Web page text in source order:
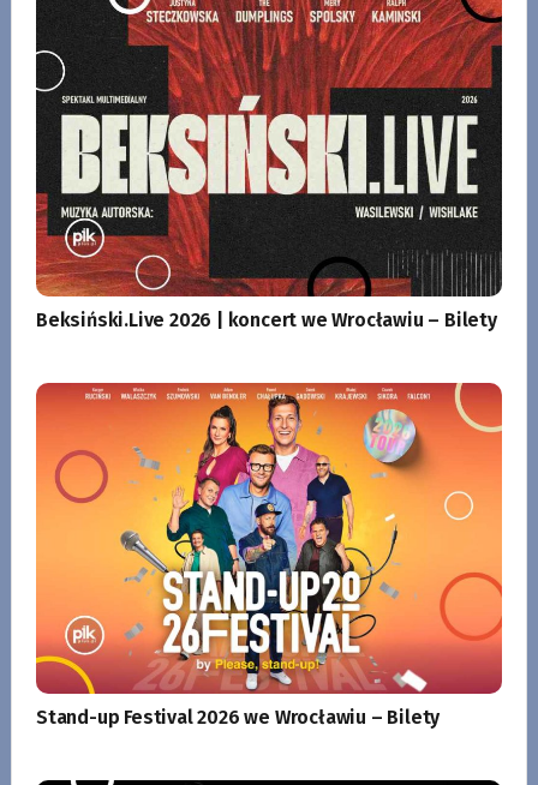
Beksiński.Live 2026 | koncert we Wrocławiu – Bilety
Stand-up Festival 2026 we Wrocławiu – Bilety